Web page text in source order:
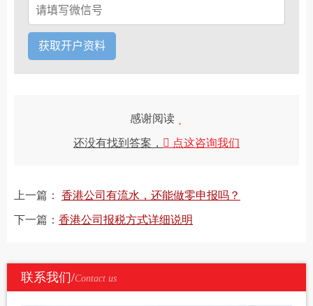
感谢阅读
还没有找到答案， 点这咨询我们
上一篇： 香港公司有流水，还能做零申报吗？
下一篇： 香港公司报税方式详细说明
联系我们/Contact us